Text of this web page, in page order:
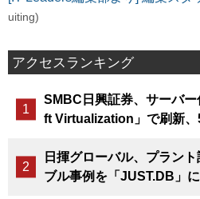
uiting)
アクセスランキング
SMBC日興証券、サーバ
ft Virtualization」で刷新、
日揮グローバル、プラン
ブル事例を「JUST.DB」